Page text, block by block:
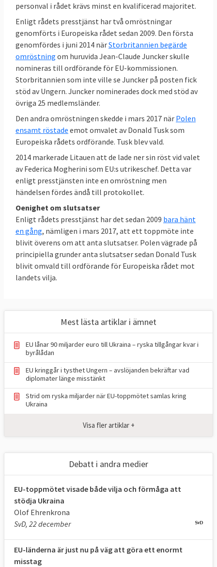
personval i rådet krävs minst en kvalificerad majoritet.
Enligt rådets presstjänst har två omröstningar
genomförts i Europeiska rådet sedan 2009. Den första
genomfördes i juni 2014 närStorbritannien begärde
omröstning om huruvida Jean-Claude Juncker skulle
nomineras till ordförande för EU-kommissionen.
Storbritannien som inte ville se Juncker på posten fick
stöd av Ungern. Juncker nominerades dock med stöd av
övriga 25 medlemsländer.
Den andra omröstningen skedde i mars 2017 när Polen
ensamt röstade emot omvalet av Donald Tusk som
Europeiska rådets ordförande. Tusk blev vald.
2014 markerade Litauen att de lade ner sin röst vid valet
av Federica Mogherini som EU:s utrikeschef. Detta var
enligt presstjänsten inte en omröstning men
händelsen fördes ändå till protokollet.
Oenighet om slutsatser
Enligt rådets presstjänst har det sedan 2009 bara hänt
en gång, nämligen i mars 2017, att ett toppmöte inte
blivit överens om att anta slutsatser. Polen vägrade på
principiella grunder anta slutsatser sedan Donald Tusk
blivit omvald till ordförande för Europeiska rådet mot
landets vilja.
Mest lästa artiklar i ämnet
EU lånar 90 miljarder euro till Ukraina – ryska tillgångar kvar i
byrålådan
EU kringgår i tysthet Ungern – avslöjanden bekräftar vad
diplomater länge misstänkt
Strid om ryska miljarder när EU-toppmötet samlas kring
Ukraina
Visa fler artiklar +
Debatt i andra medier
EU-toppmötet visade både vilja och förmåga att
stödja Ukraina
Olof Ehrenkrona
SvD, 22 december
EU-länderna är just nu på väg att göra ett enormt
misstag